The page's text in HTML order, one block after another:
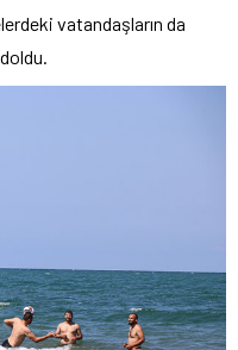
vatandaşların da